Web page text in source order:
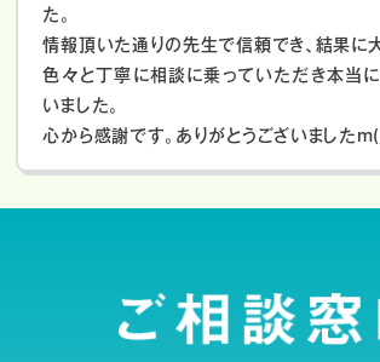
た。
情報頂いた通りの先生で信頼でき、結果に
色々と丁寧に相談に乗っていただき本当
いました。
心から感謝です。ありがとうございました